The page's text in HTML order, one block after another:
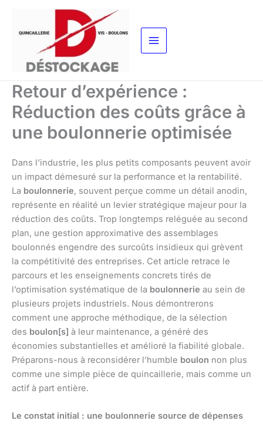
contenu
Retour d’expérience :
Réduction des coûts grâce à
une boulonnerie optimisée
Dans l’industrie, les plus petits composants peuvent avoir
un impact démesuré sur la performance et la rentabilité.
La boulonnerie, souvent perçue comme un détail anodin,
représente en réalité un levier stratégique majeur pour la
réduction des coûts. Trop longtemps reléguée au second
plan, une gestion approximative des assemblages
boulonnés engendre des surcoûts insidieux qui grèvent
la compétitivité des entreprises. Cet article retrace le
parcours et les enseignements concrets tirés de
l’optimisation systématique de la boulonnerie au sein de
plusieurs projets industriels. Nous démontrerons
comment une approche méthodique, de la sélection
des boulon[s] à leur maintenance, a généré des
économies substantielles et amélioré la fiabilité globale.
Préparons-nous à reconsidérer l’humble boulon non plus
comme une simple pièce de quincaillerie, mais comme un
actif à part entière.
Le constat initial : une boulonnerie source de dépenses